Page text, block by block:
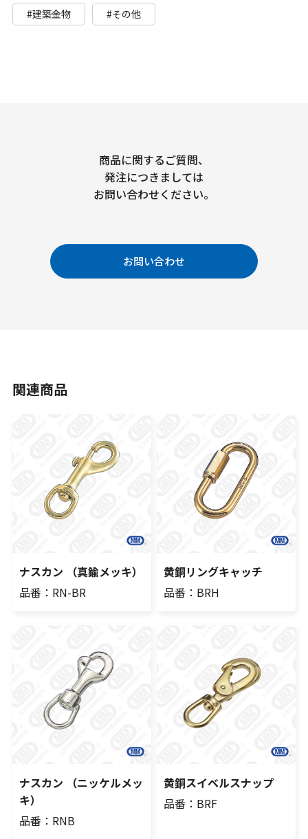
#建築金物 #その他
商品に関するご質問、
発注につきましては
お問い合わせください。
お問い合わせ
関連商品
ナスカン （真鍮メッキ）
品番：RN-BR
黄銅リングキャッチ
品番：BRH
ナスカン （ニッケルメッ
キ）
品番：RNB
黄銅スイベルスナップ
品番：BRF